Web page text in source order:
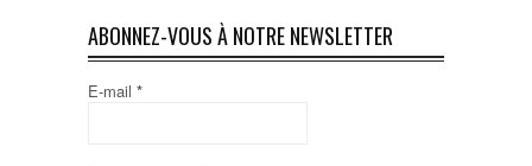
ABONNEZ-VOUS À NOTRE NEWSLETTER
E-mail *